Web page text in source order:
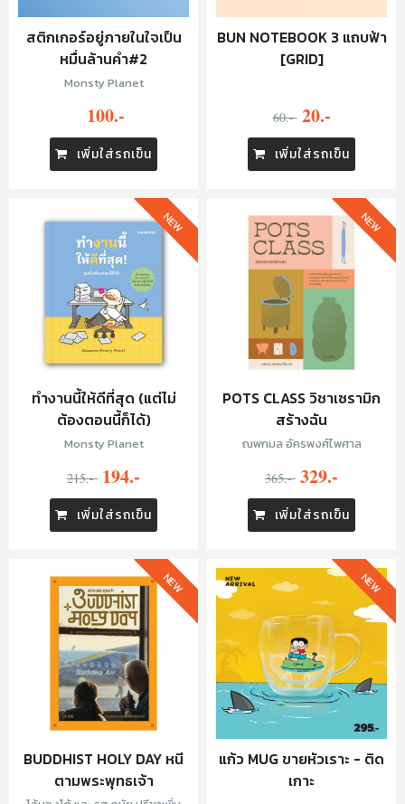
สติกเกอร์อยู่ภายในใจเป็น
หมื่นล้านคำ#2
Monsty Planet
100.-
เพิ่มใส่รถเข็น
BUN NOTEBOOK 3 แถบฟ้า
[GRID]
60.- 20.-
เพิ่มใส่รถเข็น
ทำงานนี้ให้ดีที่สุด (แต่ไม่
ต้องตอนนี้ก็ได้)
Monsty Planet
215.- 194.-
เพิ่มใส่รถเข็น
NEW
POTS CLASS วิชาเซรามิก
สร้างฉัน
ณพกมล อัครพงศ์ไพศาล
365.- 329.-
เพิ่มใส่รถเข็น
NEW
BUDDHIST HOLY DAY หนี
ตามพระพุทธเจ้า
NEW
แก้ว MUG ขายหัวเราะ - ติด
เกาะ
NEW